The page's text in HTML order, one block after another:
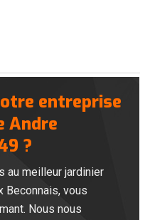
entreprise
Andre
?
au meilleur jardinier
Beconnais, vous
Nous nous